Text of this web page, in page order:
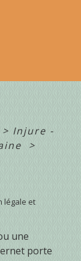
> Injure -
>
légale et
une
porte